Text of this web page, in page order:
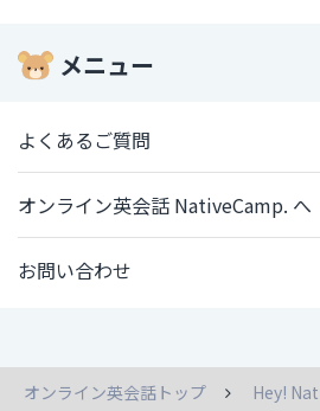
メニュー
よくあるご質問
オンライン英会話 NativeCamp. へ
お問い合わせ
オンライン英会話トップ
Hey!